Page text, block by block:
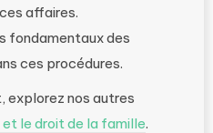
affaires.
fondamentaux des
ces procédures.
explorez nos autres
le droit de la famille.